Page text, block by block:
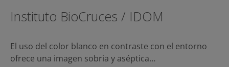
Instituto BioCruces / IDOM
El uso del color blanco en contraste con el entorno
ofrece una imagen sobria y aséptica…